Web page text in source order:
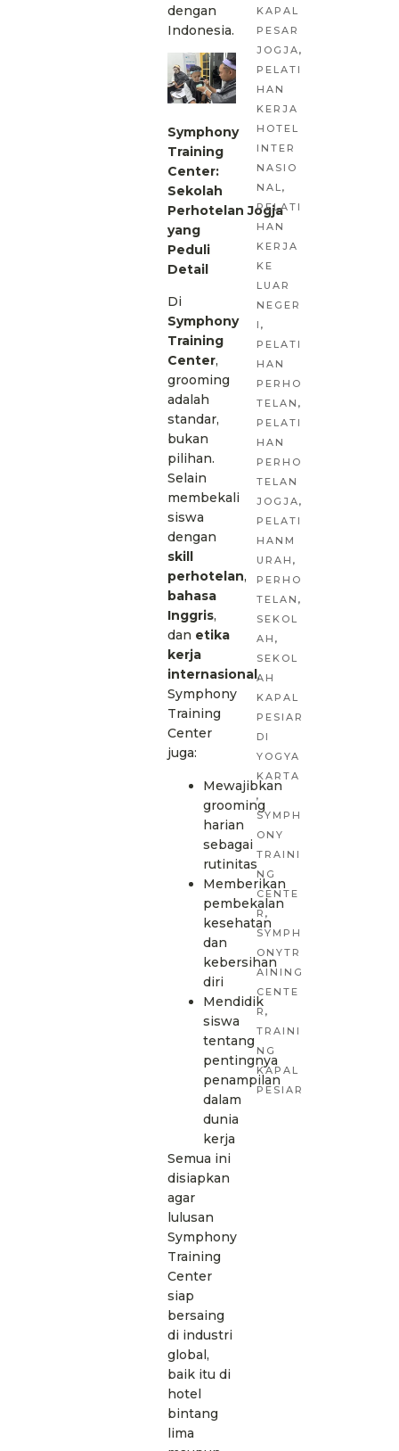
dengan
Indonesia.
Symphony
Training
Center:
Sekolah
PerhotelanJogja
yang
Peduli
Detail
Di
Symphony
Training
Center,
grooming
adalah
standar,
bukan
pilihan.
Selain
membekali
siswa
dengan
skill
perhotelan,
bahasa
Inggris,
dan etika
kerja
internasional,
Symphony
Training
Center
juga:
Mewajibkan
grooming
harian
sebagai
rutinitas
Memberikan
pembekalan
kesehatan
dan
kebersihan
diri
Mendidik
siswa
tentang
pentingnya
penampilan
dalam
dunia
kerja
Semua ini
disiapkan
agar
lulusan
Symphony
Training
Center
siap
bersaing
di industri
global,
baik itu di
hotel
bintang
lima
KAPAL
PESAR
JOGJA,
PELATI
HAN
KERJA
HOTEL
INTER
NASIO
NAL,
PELATI
HAN
KERJA
KE
LUAR
NEGER
I ,
PELATI
HAN
PERHO
TELAN ,
PELATI
HAN
PERHO
TELAN
JOGJA,
PELATI
HANM
URAH ,
PERHO
TELAN ,
SEKOL
AH ,
SEKOL
AH
KAPAL
PESIAR
DI
YOGYA
KARTA
,
SYMPH
ONY
TRAINI
NG
CENTE
R ,
SYMPH
ONYTR
AINING
CENTE
R ,
TRAINI
NG
KAPAL
PESIAR